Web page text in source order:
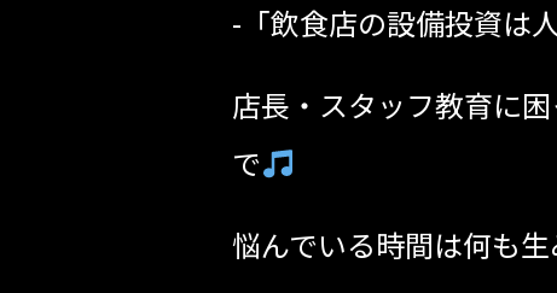
-「飲食店の設備投資は
店長・スタッフ教育に
で
悩んでいる時間は何も